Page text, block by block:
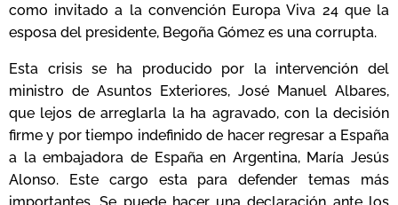
como invitado a la convención Europa Viva 24 que la
esposa del presidente, Begoña Gómez es una corrupta.
Esta crisis se ha producido por la intervención del
ministro de Asuntos Exteriores, José Manuel Albares,
que lejos de arreglarla la ha agravado, con la decisión
firme y por tiempo indefinido de hacer regresar a España
a la embajadora de España en Argentina, María Jesús
Alonso. Este cargo esta para defender temas más